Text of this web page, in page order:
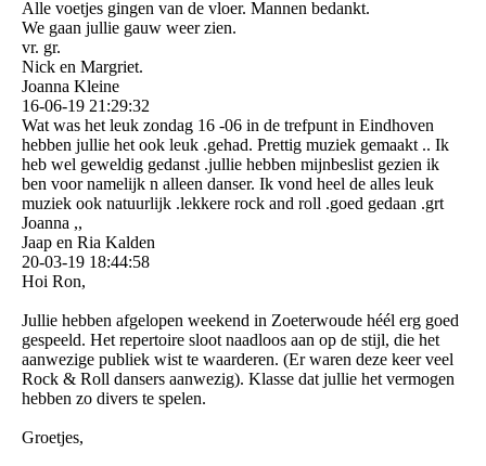
Alle voetjes gingen van de vloer. Mannen bedankt.
We gaan jullie gauw weer zien.
vr. gr.
Nick en Margriet.
Joanna Kleine
16-06-19 21:29:32
Wat was het leuk zondag 16 -06 in de trefpunt in Eindhoven
hebben jullie het ook leuk .gehad. Prettig muziek gemaakt .. Ik
heb wel geweldig gedanst .jullie hebben mijnbeslist gezien ik
ben voor namelijk n alleen danser. Ik vond heel de alles leuk
muziek ook natuurlijk .lekkere rock and roll .goed gedaan .grt
Joanna ,,
Jaap en Ria Kalden
20-03-19 18:44:58
Hoi Ron,
Jullie hebben afgelopen weekend in Zoeterwoude héél erg goed
gespeeld. Het repertoire sloot naadloos aan op de stijl, die het
aanwezige publiek wist te waarderen. (Er waren deze keer veel
Rock & Roll dansers aanwezig). Klasse dat jullie het vermogen
hebben zo divers te spelen.
Groetjes,